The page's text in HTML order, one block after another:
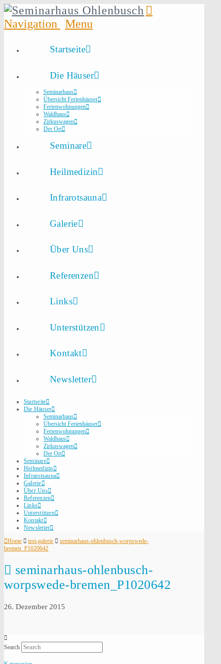
Navigation
Startseite
Die Häuser
Seminarhaus
Übersicht Ferienhäuser
Ferienwohnungen
Waldhaus
Zirkuswagen
Der Ort
Seminare
Heilmedizin
Infrarotsauna
Galerie
Über Uns
Referenzen
Links
Unterstützen
Kontakt
Newsletter
Startseite
Die Häuser
Seminarhaus
Übersicht Ferienhäuser
Ferienwohnungen
Waldhaus
Zirkuswagen
Der Ort
Seminare
Heilmedizin
Infrarotsauna
Galerie
Über Uns
Referenzen
Links
Unterstützen
Kontakt
Newsletter
Home
test-galerie
seminarhaus-ohlenbusch-worpswede-
bremen_P1020642
seminarhaus-ohlenbusch-
worpswede-bremen_P1020642
26. Dezember 2015
Search